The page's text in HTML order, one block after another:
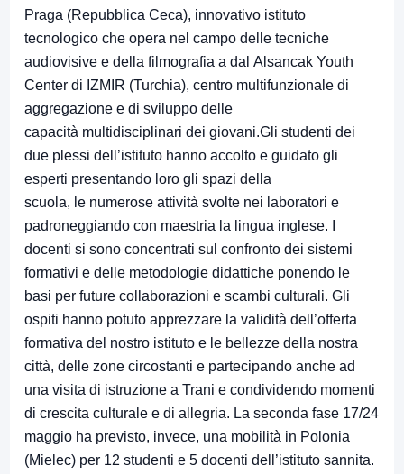
Praga (Repubblica Ceca), innovativo istituto
tecnologico che opera nel campo delle tecniche
audiovisive e della filmografia a dal Alsancak Youth
Center di IZMIR (Turchia), centro multifunzionale di
aggregazione e di sviluppo delle
capacità multidisciplinari dei giovani.Gli studenti dei
due plessi dell’istituto hanno accolto e guidato gli
esperti presentando loro gli spazi della
scuola, le numerose attività svolte nei laboratori e
padroneggiando con maestria la lingua inglese. I
docenti si sono concentrati sul confronto dei sistemi
formativi e delle metodologie didattiche ponendo le
basi per future collaborazioni e scambi culturali. Gli
ospiti hanno potuto apprezzare la validità dell’offerta
formativa del nostro istituto e le bellezze della nostra
città, delle zone circostanti e partecipando anche ad
una visita di istruzione a Trani e condividendo momenti
di crescita culturale e di allegria. La seconda fase 17/24
maggio ha previsto, invece, una mobilità in Polonia
(Mielec) per 12 studenti e 5 docenti dell’istituto sannita.